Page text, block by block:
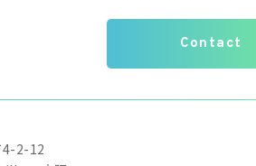
Contact
4-2-12